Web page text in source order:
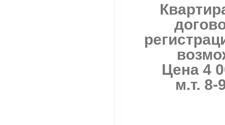
Цена 4
м.т. 8-